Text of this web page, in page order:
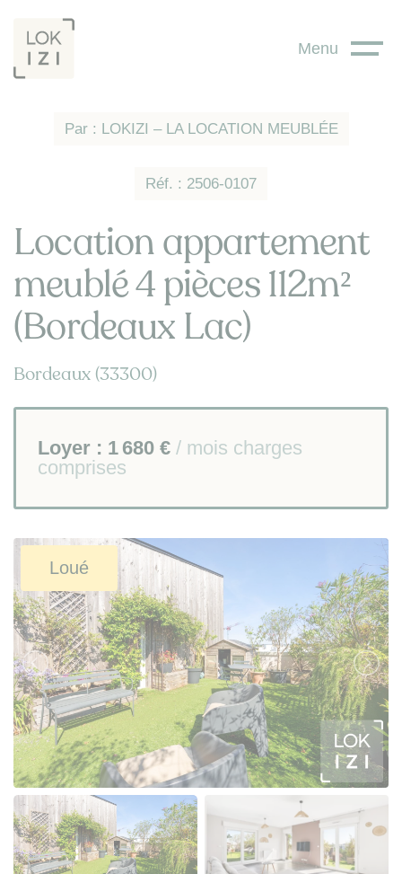
Menu
Réf. : 2506-0107
Par : LOKIZI – LA LOCATION MEUBLÉE
Location appartement
meublé 4 pièces 112m²
(Bordeaux Lac)
Bordeaux (33300)
Loyer : 1 680 € / mois charges
comprises
Loué